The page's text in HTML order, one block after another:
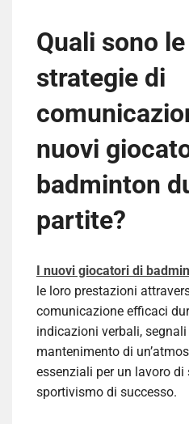
Quali sono
strategie di
nuovi
badminton
partite?
I nuovi giocatori di
le loro prestazioni
comunicazione efficaci
indicazioni verbali,
mantenimento di
essenziali per un lavoro di
sportivismo di successo.